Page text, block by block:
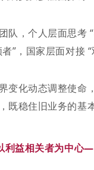
队，个人层面思考
”，国家层面对接 “
变化动态调整使命
既稳住旧业务的基
利益相关者为中心